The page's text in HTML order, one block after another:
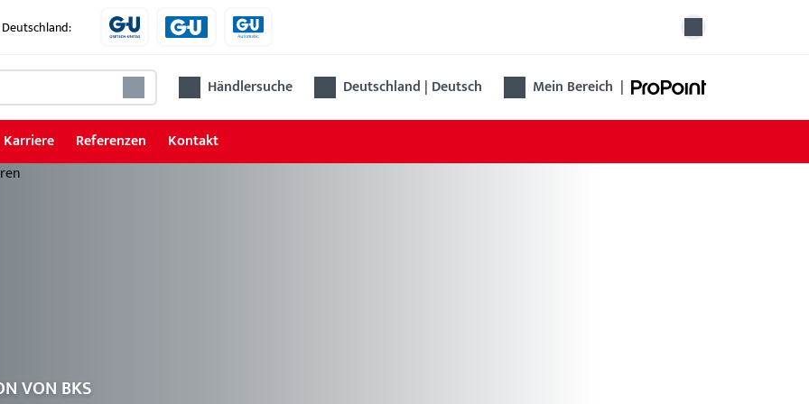
Händlersuche Deutschland | Deutsch Mein Bereich |
Karriere Referenzen Kontakt
VON BKS